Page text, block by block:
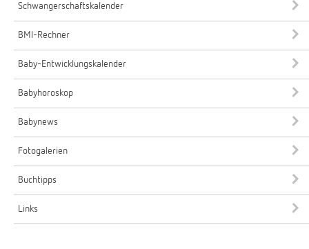
Schwangerschaftskalender
BMI-Rechner
Baby-Entwicklungskalender
Babyhoroskop
Babynews
Fotogalerien
Buchtipps
Links